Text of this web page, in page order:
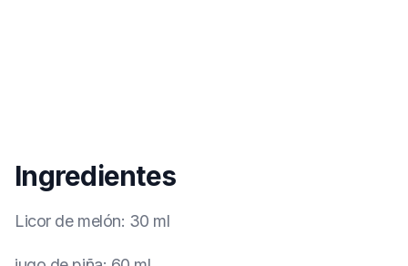
Ingredientes
Licor de melón: 30 ml